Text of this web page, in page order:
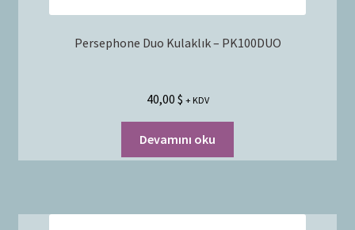
Persephone Duo Kulaklık – PK100DUO
40,00 $ + KDV
Devamını oku